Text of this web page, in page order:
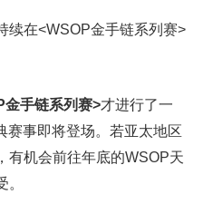
续在<WSOP金手链系列赛>
金手链系列赛>才进行了一
赛事即将登场。若亚太地区
有机会前往年底的WSOP天